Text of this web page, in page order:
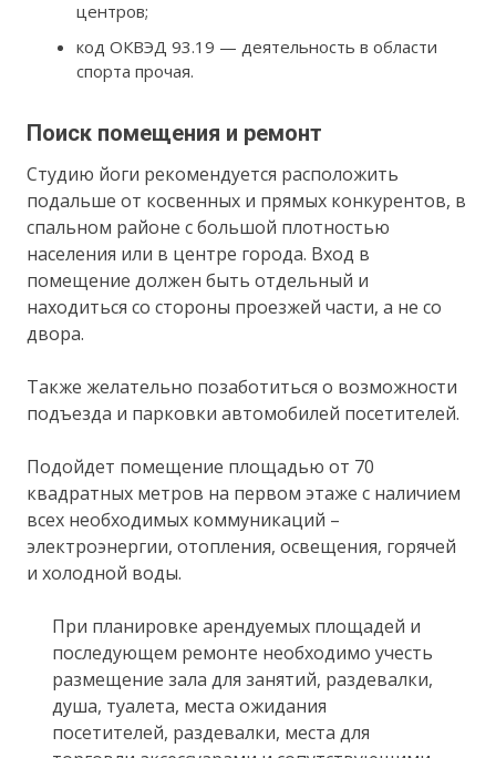
центров;
код ОКВЭД 93.19 — деятельность в области
спорта прочая.
Поиск помещения и ремонт
Студию йоги рекомендуется расположить
подальше от косвенных и прямых конкурентов, в
спальном районе с большой плотностью
населения или в центре города. Вход в
помещение должен быть отдельный и
находиться со стороны проезжей части, а не со
двора.
Также желательно позаботиться о возможности
подъезда и парковки автомобилей посетителей.
Подойдет помещение площадью от 70
квадратных метров на первом этаже с наличием
всех необходимых коммуникаций –
электроэнергии, отопления, освещения, горячей
и холодной воды.
При планировке арендуемых площадей и
последующем ремонте необходимо учесть
размещение зала для занятий, раздевалки,
душа, туалета, места ожидания
посетителей, раздевалки, места для